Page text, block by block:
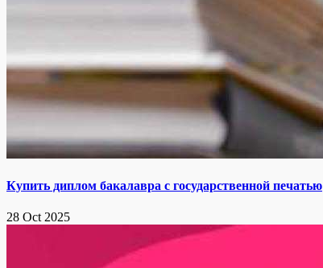
Купить диплом бакалавра с государственной печатью
28 Oct 2025